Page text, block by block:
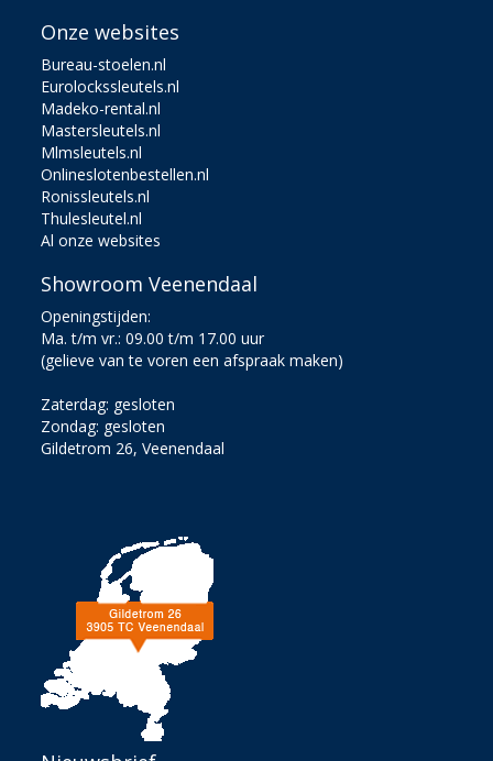
Onze websites
Bureau-stoelen.nl
Eurolockssleutels.nl
Madeko-rental.nl
Mastersleutels.nl
Mlmsleutels.nl
Onlineslotenbestellen.nl
Ronissleutels.nl
Thulesleutel.nl
Al onze websites
Showroom Veenendaal
Openingstijden:
Ma. t/m vr.: 09.00 t/m 17.00 uur
(gelieve van te voren een afspraak maken)
Zaterdag: gesloten
Zondag: gesloten
Gildetrom 26, Veenendaal